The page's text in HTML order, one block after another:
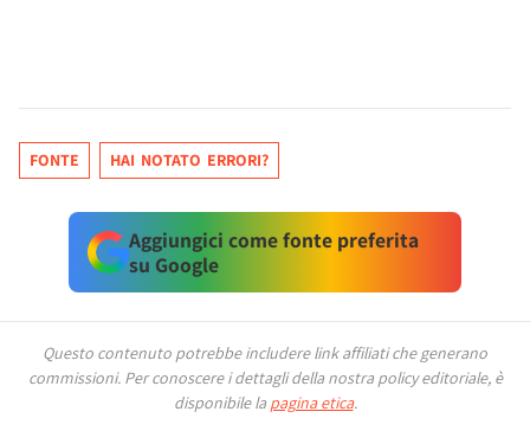
FONTE HAI NOTATO ERRORI?
Aggiungici come fonte preferita
su Google
Questo contenuto potrebbe includere link affiliati che generano
commissioni. Per conoscere i dettagli della nostra policy editoriale, è
disponibile la pagina etica.